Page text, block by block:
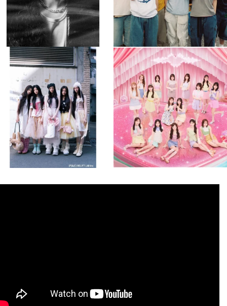
musicjapantv
💡8月特番放送決定！
8月 4
2 0
musicjapantv
💡8月特番放送決定！
...
8月 4
2 0